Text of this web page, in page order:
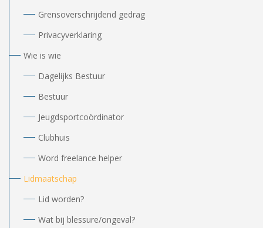
Grensoverschrijdend gedrag
Privacyverklaring
Wie is wie
Dagelijks Bestuur
Bestuur
Jeugdsportcoördinator
Clubhuis
Word freelance helper
Lidmaatschap
Lid worden?
Wat bij blessure/ongeval?